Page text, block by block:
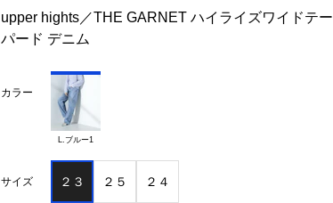
upper hights／THE GARNET ハイライズワイドテー
パード デニム
カラー
L.ブルー1
サイズ ２３ ２５ ２４